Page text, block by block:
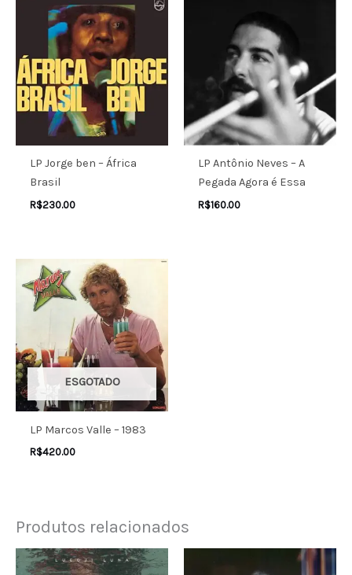
LP Jorge ben – África
Brasil
R$230.00
LP Antônio Neves – A
Pegada Agora é Essa
R$160.00
ESGOTADO
LP Marcos Valle – 1983
R$420.00
Produtos relacionados